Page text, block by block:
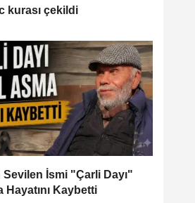
kurası çekildi
Sevilen İsmi "Çarli Dayı"
Hayatını Kaybetti